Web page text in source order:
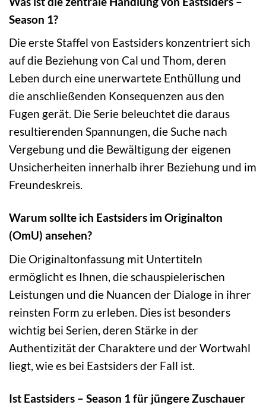
Season 1?
Die erste Staffel von Eastsiders konzentriert sich
auf die Beziehung von Cal und Thom, deren
Leben durch eine unerwartete Enthüllung und
die anschließenden Konsequenzen aus den
Fugen gerät. Die Serie beleuchtet die daraus
resultierenden Spannungen, die Suche nach
Vergebung und die Bewältigung der eigenen
Unsicherheiten innerhalb ihrer Beziehung und im
Freundeskreis.
Warum sollte ich Eastsiders im Originalton
(OmU) ansehen?
Die Originaltonfassung mit Untertiteln
ermöglicht es Ihnen, die schauspielerischen
Leistungen und die Nuancen der Dialoge in ihrer
reinsten Form zu erleben. Dies ist besonders
wichtig bei Serien, deren Stärke in der
Authentizität der Charaktere und der Wortwahl
liegt, wie es bei Eastsiders der Fall ist.
Ist Eastsiders – Season 1 für jüngere Zuschauer